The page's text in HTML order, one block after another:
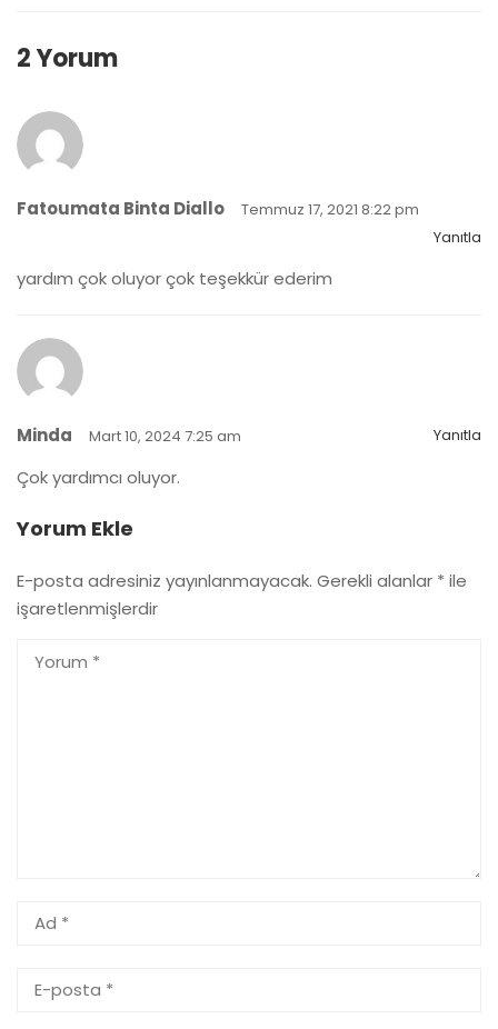
2 Yorum
Fatoumata Binta Diallo
Temmuz 17, 2021 8:22 pm
Yanıtla
yardım çok oluyor çok teşekkür ederim
Minda Mart 10, 2024 7:25 am Yanıtla
Çok yardımcı oluyor.
Yorum Ekle
E-posta adresiniz yayınlanmayacak. Gerekli alanlar * ile
işaretlenmişlerdir